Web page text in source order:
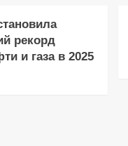
рекорд
и газа в 2025